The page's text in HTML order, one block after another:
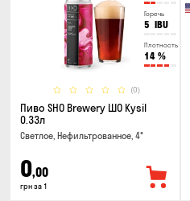
Горечь
5 IBU
Плотность
14 %
(0)
Пиво SHO Brewery ШО Kysil
0.33л
Светлое, Нефильтрованное, 4°
0,00
грн за 1